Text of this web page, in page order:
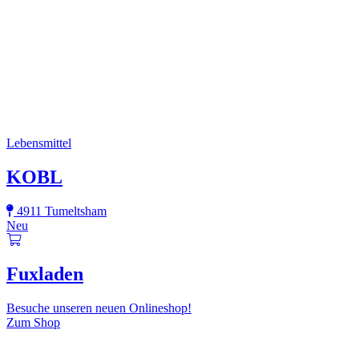
Lebensmittel
KOBL
4911 Tumeltsham
Neu
Fuxladen
Besuche unseren neuen Onlineshop!
Zum Shop